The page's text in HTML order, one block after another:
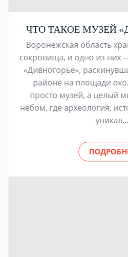
ЧТО ТАКОЕ МУЗЕЙ
Воронежская область
сокровища, и одно из них
«Дивногорье»,
районе на площади
просто музей, а целый
небом, где археология,
уникал...